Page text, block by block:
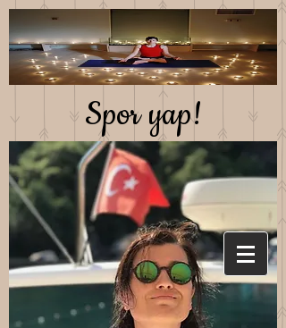
Spor yap!
Saglıklı beslen!
Mutlu kal